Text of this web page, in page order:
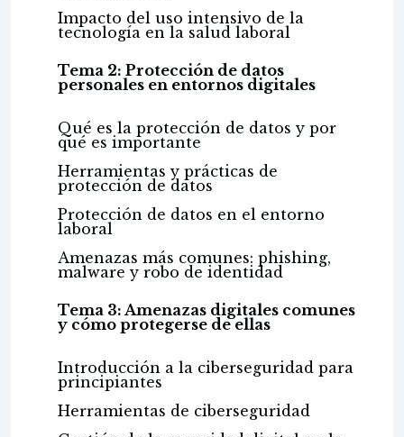
Impacto del uso intensivo de la
tecnología en la salud laboral
Tema 2: Protección de datos
personales en entornos digitales
Qué es la protección de datos y por
qué es importante
Herramientas y prácticas de
protección de datos
Protección de datos en el entorno
laboral
Amenazas más comunes: phishing,
malware y robo de identidad
Tema 3: Amenazas digitales comunes
y cómo protegerse de ellas
Introducción a la ciberseguridad para
principiantes
Herramientas de ciberseguridad